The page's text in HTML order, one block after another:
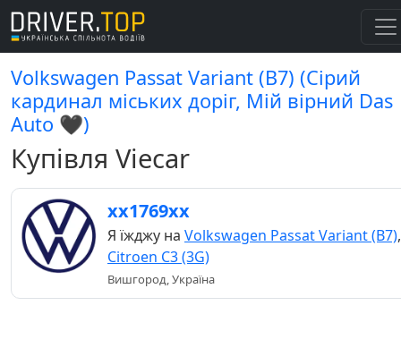
Volkswagen Passat Variant (B7) (Сірий
кардинал міських доріг, Мій вірний Das
Auto 🖤)
Купівля Viecar
хх1769хх
Я їжджу на Volkswagen Passat Variant (B7),
Citroen C3 (3G)
Вишгород, Україна